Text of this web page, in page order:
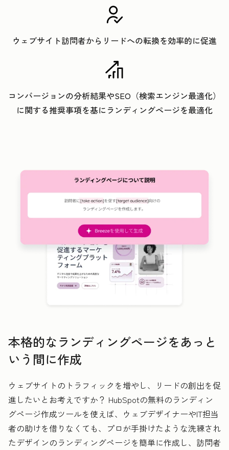
ウェブサイト訪問者からリードへの転換を効率的に促進
コンバージョンの分析結果やSEO（検索エンジン最適化）
に関する推奨事項を基にランディングページを最適化
本格的なランディングページをあっと
いう間に作成
ウェブサイトのトラフィックを増やし、リードの創出を促
進したいとお考えですか？ HubSpotの無料のランディン
グページ作成ツールを使えば、ウェブデザイナーやIT担当
者の助けを借りなくても、プロが手掛けたような洗練され
たデザインのランディングページを簡単に作成し、訪問者